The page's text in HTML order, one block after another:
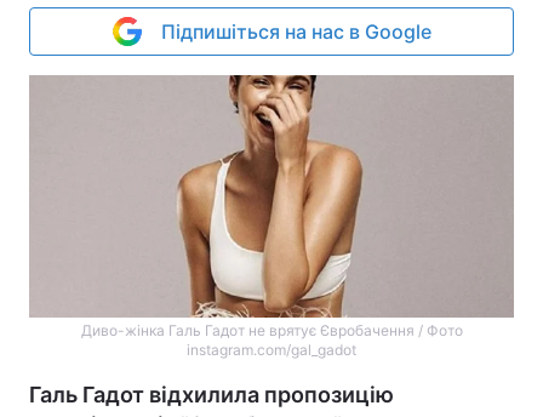
Підпишіться на нас в Google
Диво-жінка Галь Гадот не врятує Євробачення / Фото
instagram.com/gal_gadot
Галь Гадот відхилила пропозицію